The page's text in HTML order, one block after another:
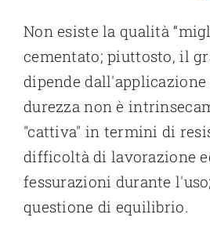
Non esiste la qualità
cementato; piuttosto, il
dipende dall'applicazione
durezza non è
"cattiva" in termini di
difficoltà di lavorazione
fessurazioni durante
questione di equilibrio.